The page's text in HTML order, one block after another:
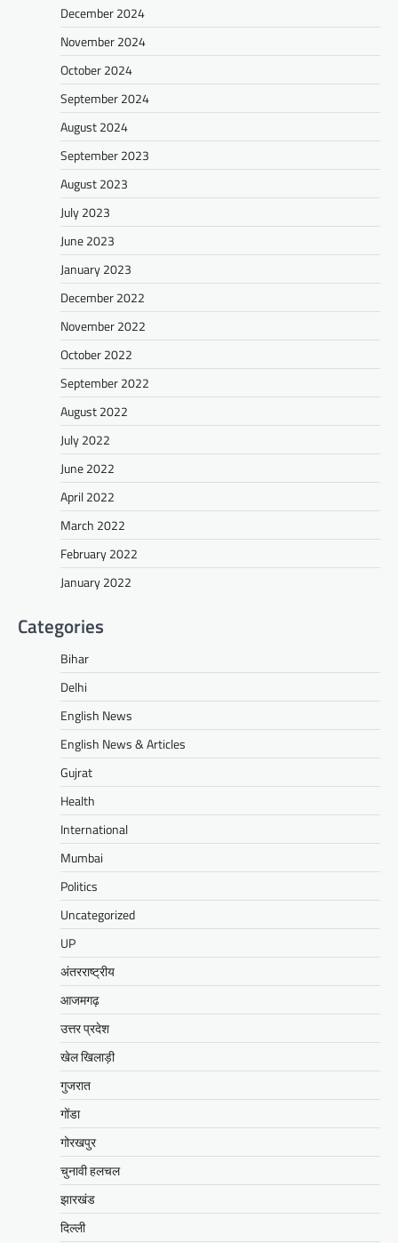
December 2024
November 2024
October 2024
September 2024
August 2024
September 2023
August 2023
July 2023
June 2023
January 2023
December 2022
November 2022
October 2022
September 2022
August 2022
July 2022
June 2022
April 2022
March 2022
February 2022
January 2022
Categories
Bihar
Delhi
English News
English News & Articles
Gujrat
Health
International
Mumbai
Politics
Uncategorized
UP
अंतरराष्ट्रीय
आजमगढ़
उत्तर प्रदेश
खेल खिलाड़ी
गुजरात
गोंडा
गोरखपुर
चुनावी हलचल
झारखंड
दिल्ली